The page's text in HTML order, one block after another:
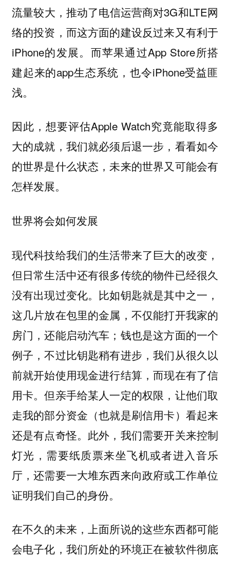
流量较大，推动了电信运营商对3G和LTE网
络的投资，而这方面的建设反过来又有利于
iPhone的发展。而苹果通过App Store所搭
建起来的app生态系统，也令iPhone受益匪
浅。
因此，想要评估Apple Watch究竟能取得多
大的成就，我们就必须后退一步，看看如今
的世界是什么状态，未来的世界又可能会有
怎样发展。
世界将会如何发展
现代科技给我们的生活带来了巨大的改变，
但日常生活中还有很多传统的物件已经很久
没有出现过变化。比如钥匙就是其中之一，
这几片放在包里的金属，不仅能打开我家的
房门，还能启动汽车；钱也是这方面的一个
例子，不过比钥匙稍有进步，我们从很久以
前就开始使用现金进行结算，而现在有了信
用卡。但亲手给某人一定的权限，让他们取
走我的部分资金（也就是刷信用卡）看起来
还是有点奇怪。此外，我们需要开关来控制
灯光，需要纸质票来坐飞机或者进入音乐
厅，还需要一大堆东西来向政府或工作单位
证明我们自己的身份。
在不久的未来，上面所说的这些东西都可能
会电子化，我们所处的环境正在被软件彻底